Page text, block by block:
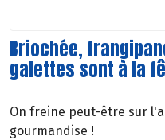
Briochée,
galettes sont à la
On freine peut-être sur
gourmandise !